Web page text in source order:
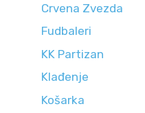
Crvena Zvezda
Fudbaleri
KK Partizan
Klađenje
Košarka